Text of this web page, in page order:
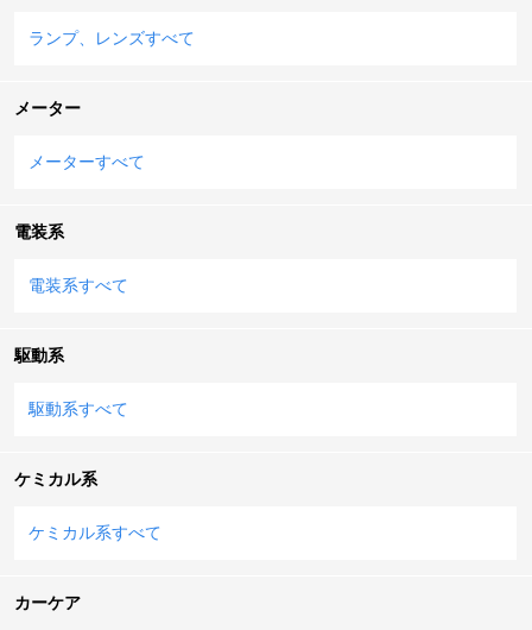
ランプ、レンズすべて
メーター
メーターすべて
電装系
電装系すべて
駆動系
駆動系すべて
ケミカル系
ケミカル系すべて
カーケア